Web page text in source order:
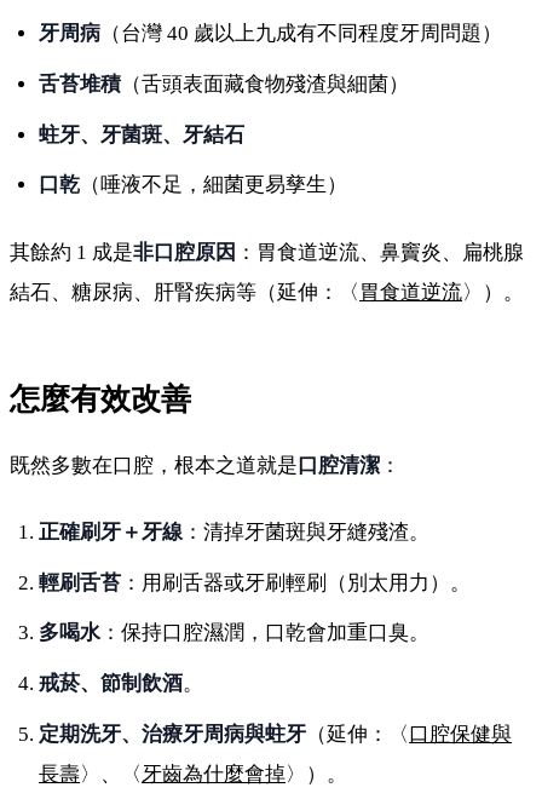
牙周病 （台灣 40 歲以上九成有不同程度牙周問題）
舌苔堆積（舌頭表面藏食物殘渣與細菌）
蛀牙、牙菌斑、牙結石
口乾 （唾液不足，細菌更易孳生）
其餘約 1 成是非口腔原因 ：胃食道逆流、鼻竇炎、扁桃腺
結石、糖尿病、肝腎疾病等（延伸：〈 胃食道逆流〉）。
怎麼有效改善
既然多數在口腔，根本之道就是口腔清潔 ：
正確刷牙＋牙線：清掉牙菌斑與牙縫殘渣。
輕刷舌苔 ：用刷舌器或牙刷輕刷（別太用力）。
多喝水：保持口腔濕潤，口乾會加重口臭。
戒菸、節制飲酒。
定期洗牙、治療牙周病與蛀牙 （延伸：〈口腔保健與
長壽〉、〈 牙齒為什麼會掉〉）。